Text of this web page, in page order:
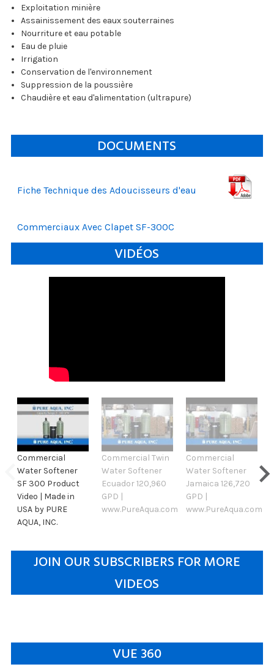
Exploitation minière
Assainissement des eaux souterraines
Nourriture et eau potable
Eau de pluie
Irrigation
Conservation de l'environnement
Suppression de la poussière
Chaudière et eau d'alimentation (ultrapure)
DOCUMENTS
Fiche Technique des Adoucisseurs d'eau
Commerciaux Avec Clapet SF-300C
VIDÉOS
Commercial
Water Softener
SF 300 Product
Video | Made in
USA by PURE
AQUA, INC.
Commercial Twin
Water Softener
Ecuador 120,960
GPD |
www.PureAqua.com
Commercial
Water Softener
Jamaica 126,720
GPD |
www.PureAqua.com
JOIN OUR SUBSCRIBERS FOR MORE
VIDEOS
VUE 360